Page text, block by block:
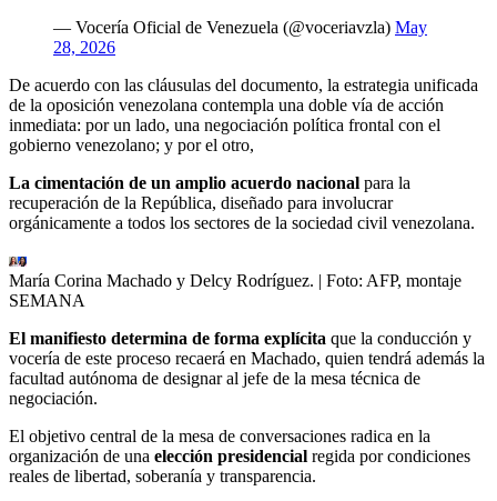
— Vocería Oficial de Venezuela (@voceriavzla) May
28, 2026
De acuerdo con las cláusulas del documento, la estrategia unificada
de la oposición venezolana contempla una doble vía de acción
inmediata: por un lado, una negociación política frontal con el
gobierno venezolano; y por el otro,
La cimentación de un amplio acuerdo nacional para la
recuperación de la República, diseñado para involucrar
orgánicamente a todos los sectores de la sociedad civil venezolana.
María Corina Machado y Delcy Rodríguez. | Foto: AFP, montaje
SEMANA
El manifiesto determina de forma explícita que la conducción y
vocería de este proceso recaerá en Machado, quien tendrá además la
facultad autónoma de designar al jefe de la mesa técnica de
negociación.
El objetivo central de la mesa de conversaciones radica en la
organización de una elección presidencial regida por condiciones
reales de libertad, soberanía y transparencia.